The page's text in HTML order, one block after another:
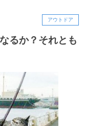
アウトドア
るか？それとも